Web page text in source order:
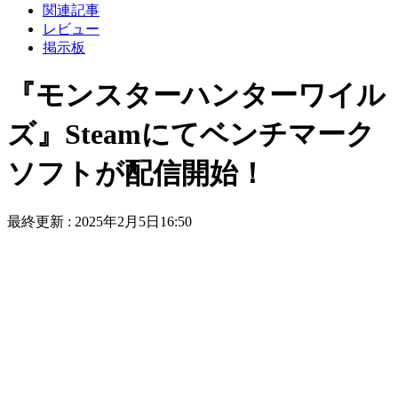
関連記事
レビュー
掲示板
『モンスターハンターワイル
ズ』Steamにてベンチマーク
ソフトが配信開始！
最終更新 : 2025年2月5日16:50